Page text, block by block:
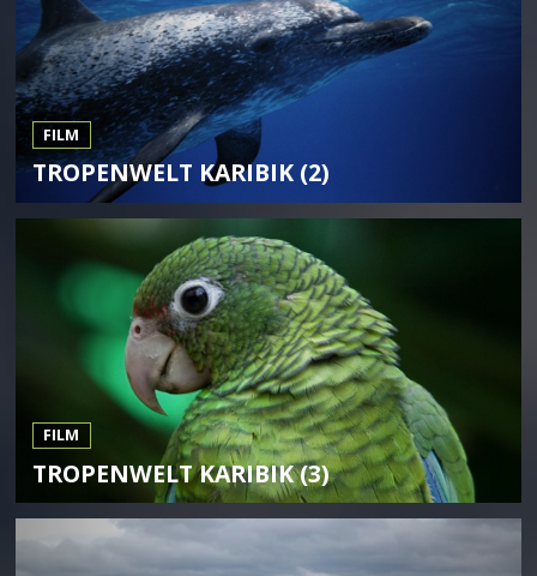
FILM
TROPENWELT KARIBIK (2)
FILM
TROPENWELT KARIBIK (3)